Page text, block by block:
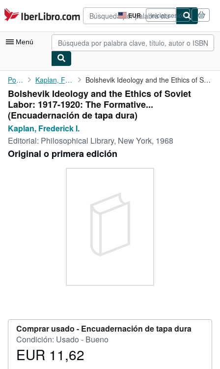
Pasar al contenido principal
IberLibro.com EUR
Preferencias
de
compra
del
Iniciar sesión
Menú
Mi cuenta
Consultar mis pedidos
Búsqueda avanzada
Colecciones
Portada Kaplan, Frederick I. Bolshevik Ideology and the Ethics of Soviet Labor: 1917-1920: ...
Bolshevik Ideology and the Ethics of Soviet
Labor: 1917-1920: The Formative...
(Encuadernación de tapa dura)
Kaplan, Frederick I.
Editorial: Philosophical Library, New York, 1968
Original o primera edición
Comprar usado - Encuadernación de tapa dura
Condición: Usado - Bueno
Precio
EUR 11,62